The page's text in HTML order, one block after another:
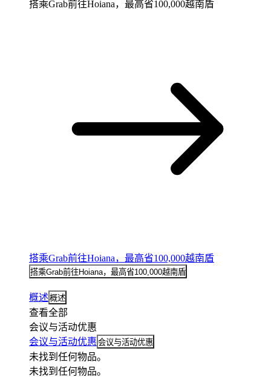
搭乘Grab前往Hoiana，最高省100,000越南盾
搭乘Grab前往Hoiana，最高省100,000越南盾
搭乘Grab前往Hoiana，最高省100,000越南盾
概述 概述
查看全部
会议与活动优惠
会议与活动优惠 会议与活动优惠
未找到任何物品。
未找到任何物品。